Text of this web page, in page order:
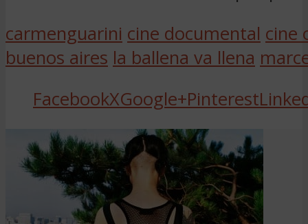
carmenguarini cine documental cine
buenos aires la ballena va llena
FacebookXGoogle+Pinterest